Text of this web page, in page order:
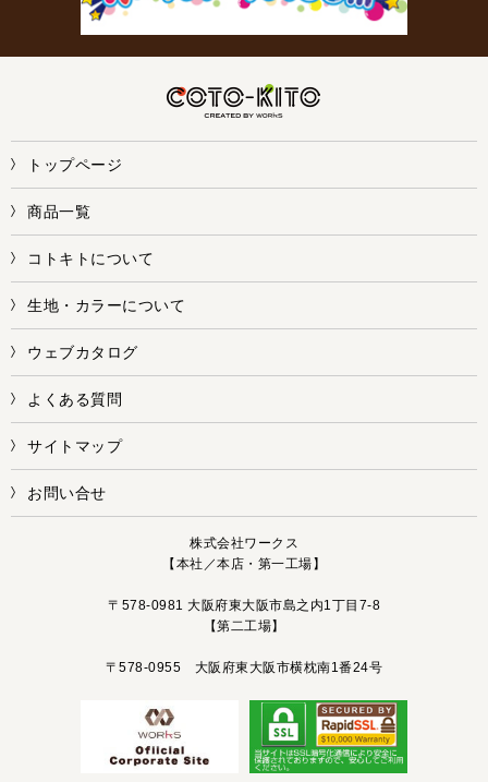
トップページ
商品一覧
コトキトについて
生地・カラーについて
ウェブカタログ
よくある質問
サイトマップ
お問い合せ
株式会社ワークス
【本社／本店・第一工場】
〒578-0981 大阪府東大阪市島之内1丁目7-8
【第二工場】
〒578-0955 大阪府東大阪市横枕南1番24号